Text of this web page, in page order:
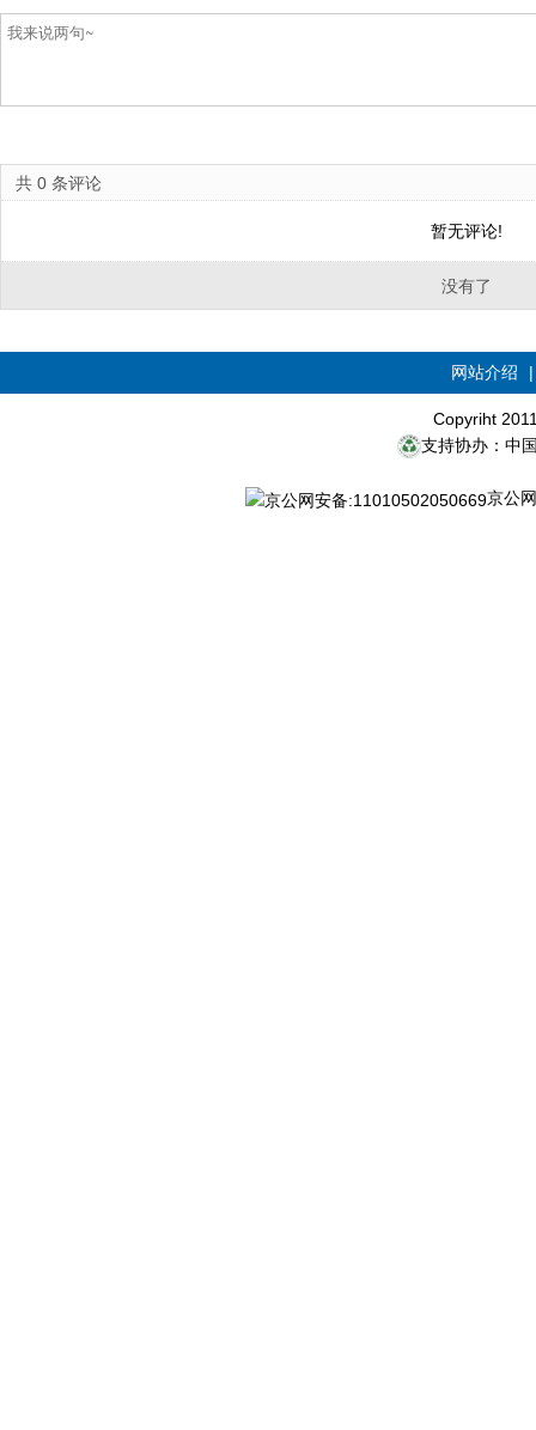
共 0 条评论
暂无评论!
没有了
网站介绍
Copyriht
支持协办：中
京公